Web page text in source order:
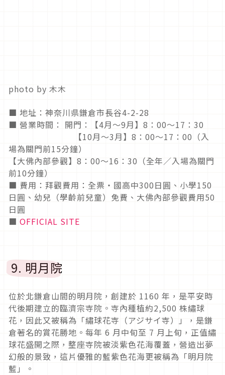
photo by 木木
■ 地址：神奈川県鎌倉市長谷4-2-28
■ 營業時間： 開門：【4月〜9月】8：00〜17：30
【10月〜3月】8：00〜17：00（入
場為關門前15分鐘）
【大佛內部參觀】8：00〜16：30（全年／入場為關門
前10分鐘）
■ 費用：拜觀費用：全票・國高中300日圓、小學150
日圓、幼兒（學齡前兒童）免費、大佛內部參觀費用50
日圓
■ OFFICIAL SITE
9. 明月院
位於北鎌倉山間的明月院，創建於 1160 年，是平安時
代後期建立的臨濟宗寺院。寺內種植約2,500 株繡球
花，因此又被稱為「繡球花寺（アジサイ寺）」，是鎌
倉著名的賞花勝地。每年 6 月中旬至 7 月上旬，正值繡
球花盛開之際，整座寺院被淡紫色花海覆蓋，營造出夢
幻般的景致，這片優雅的藍紫色花海更被稱為「明月院
藍」。